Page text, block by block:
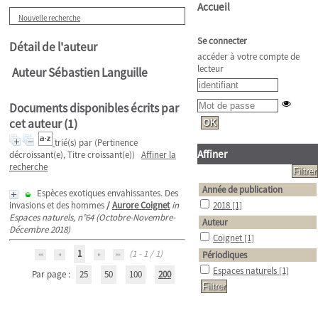
Nouvelle recherche
Détail de l'auteur
Auteur Sébastien Languille
Documents disponibles écrits par
cet auteur (1)
trié(s) par (Pertinence
décroissant(e), Titre croissant(e)) Affiner la
recherche
Espèces exotiques envahissantes. Des
invasions et des hommes/Aurore Coignet in
Espaces naturels, n°64 (Octobre-Novembre-
Décembre 2018)
1
(1 - 1 / 1)
Par page :
25 50 100 200
Accueil
Se connecter
accéder à votre compte de
lecteur
Affiner
Année de publication
2018 [1]
Auteur
Coignet [1]
Périodiques
Espaces naturels [1]